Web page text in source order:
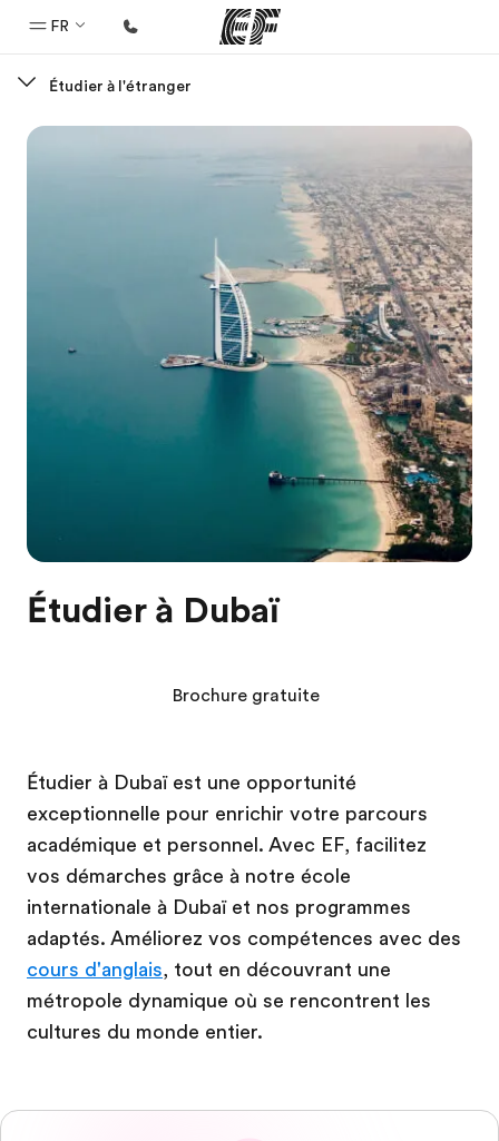
FR
Bienvenue chez EF
A propos de nous
Étudier à l'étranger
Étudier à Dubaï
Étudier à Dubaï est une opportunité
exceptionnelle pour enrichir votre parcours
académique et personnel. Avec EF, facilitez
vos démarches grâce à notre école
internationale à Dubaï et nos programmes
adaptés. Améliorez vos compétences avec des
cours d'anglais, tout en découvrant une
métropole dynamique où se rencontrent les
cultures du monde entier.
Brochure gratuite